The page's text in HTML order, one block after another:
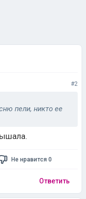
#2
пели, никто ее
Не нравится 0
Ответить